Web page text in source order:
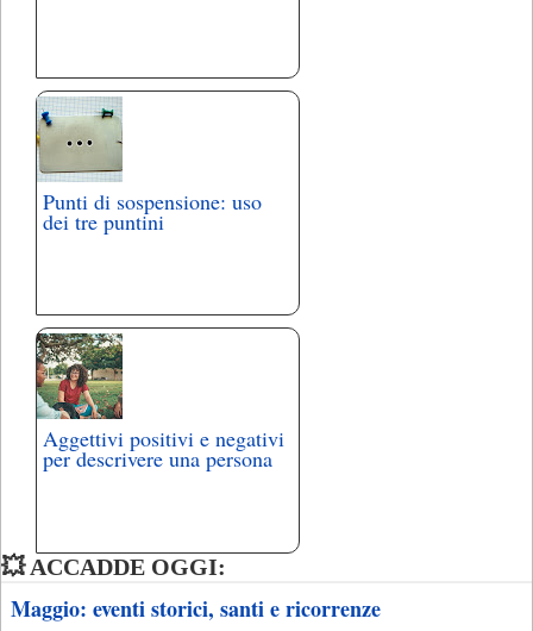
Punti di sospensione: uso
dei tre puntini
Aggettivi positivi e negativi
per descrivere una persona
💥 ACCADDE OGGI:
Maggio: eventi storici, santi e ricorrenze